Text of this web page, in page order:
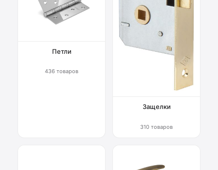
Петли
436 товаров
Защелки
310 товаров